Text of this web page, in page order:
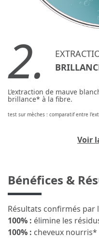
2.
L’extraction de mauve
brillance* à la fibre.
test sur mèches : comparatif entre
Voir
Bénéfices &
Résultats confirmés par
100% : élimine les
100% : cheveux nourris*